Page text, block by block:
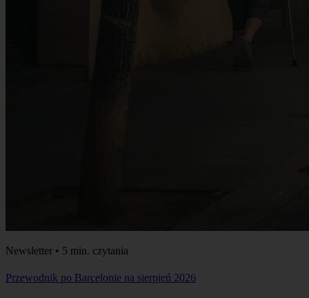
Newsletter • 5 min. czytania
Przewodnik po Barcelonie na sierpień 2026